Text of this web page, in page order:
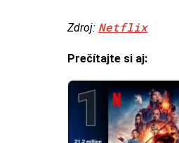
Zdroj: Netflix
Prečítajte si aj: